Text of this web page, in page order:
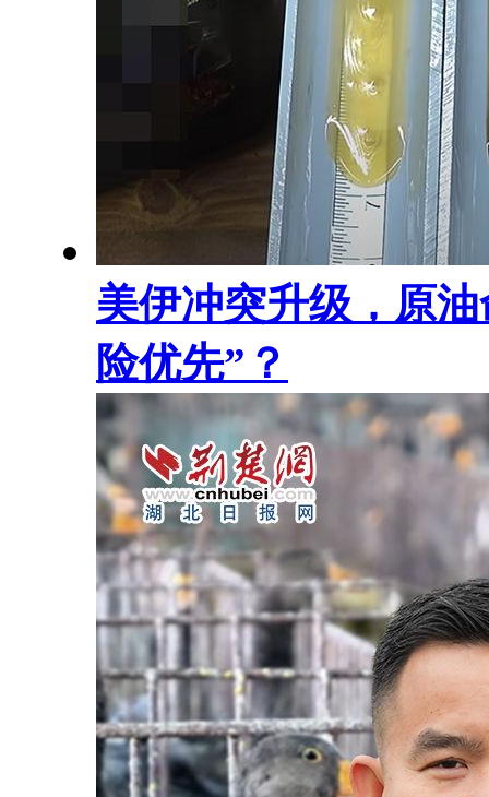
美伊冲突升级，原
险优先”？